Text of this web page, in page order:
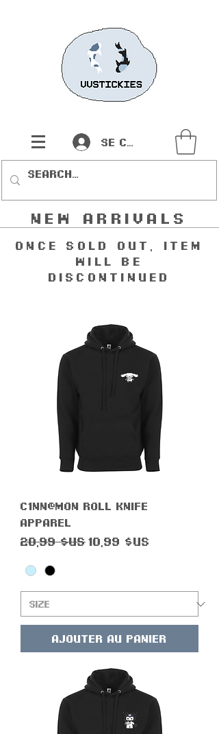
Se connecter
new arrivals
once sold out, item
will be
discontinued
C1nn@m0n R0ll Knife
Apparel
Prix original
20,99 $US Prix promotionnel
10,99 $US
Ajouter au panier